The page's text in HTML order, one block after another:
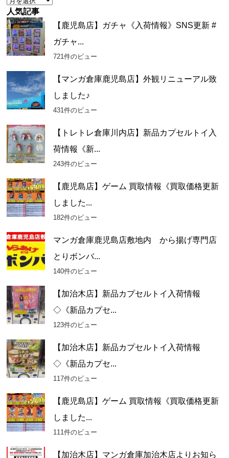
ー
カ
イ
ブ
人気記事
【鹿児島店】ガチャ《入荷情報》SNS更新 #
ガチャ...
721件のビュー
【マンガ倉庫鹿児島店】外観リニューアル致
しました♪
431件のビュー
【トレトレ倉庫川内店】新品カプセルトイ入
荷情報《新...
243件のビュー
【鹿児島店】ゲーム 買取情報《買取価格更新
しました...
182件のビュー
マンガ倉庫鹿児島店敷地内 から揚げ専門店
とりボンバ...
140件のビュー
【加治木店】新品カプセルトイ入荷情報
◇《新品カプセ...
123件のビュー
【加治木店】新品カプセルトイ入荷情報
◇《新品カプセ...
117件のビュー
【鹿児島店】ゲーム 買取情報《買取価格更新
しました...
111件のビュー
【加治木店】マンガ倉庫加治木店よりお知ら